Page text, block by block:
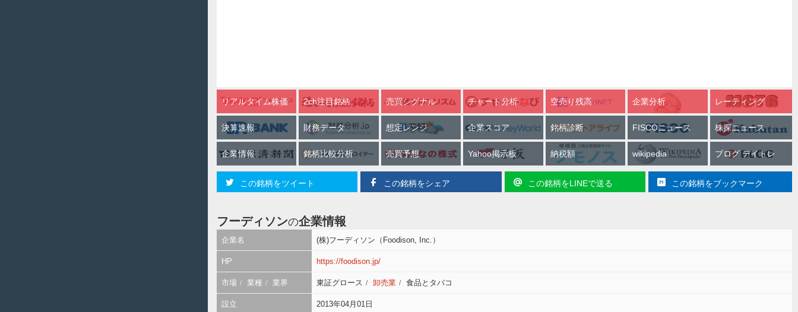
リアルタイム株価 2ch注目銘柄 売買シグナル チャート分析 空売り残高 企業分析 レーティング
決算速報 財務データ 想定レンジ 企業スコア 銘柄診断 FISCOニュース 株探ニュース
企業情報 銘柄比較分析 売買予想 Yahoo掲示板 納税額 wikipedia ブログ デイトレ
この銘柄をツイート この銘柄をシェア この銘柄をLINEで送る この銘柄をブックマーク
フーディソンの企業情報
企業名 (株)フーディソン（Foodison, Inc.）
HP https://foodison.jp/
市場 業種 業界 東証グロース 卸売業 食品とタバコ
設立 2013年04月01日